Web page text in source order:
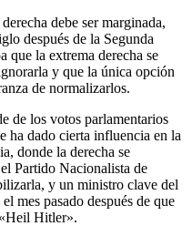
debe ser marginada,
después de la Segunda
que la extrema derecha se
y que la única opción
de normalizarlos.
de los votos parlamentarios
ha dado cierta influencia en la
donde la derecha se
Partido Nacionalista de
y un ministro clave del
mes pasado después de que
Hitler».